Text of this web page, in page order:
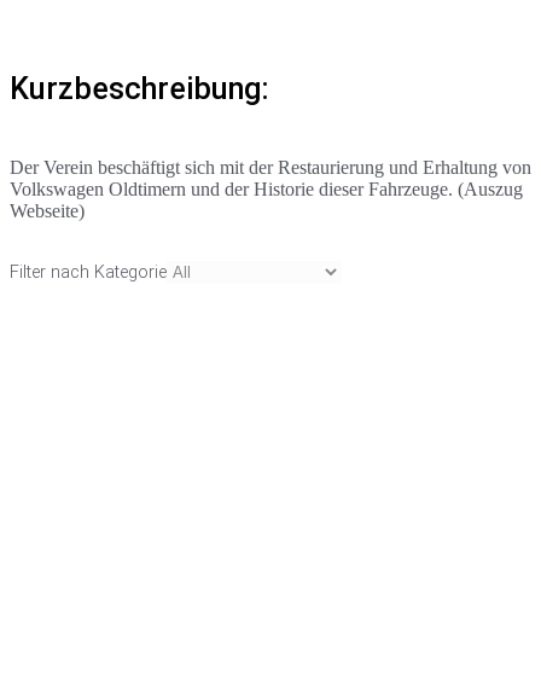
Kurzbeschreibung:
Der Verein beschäftigt sich mit der Restaurierung und Erhaltung von
Volkswagen Oldtimern und der Historie dieser Fahrzeuge. (Auszug
Webseite)
Filter nach Kategorie